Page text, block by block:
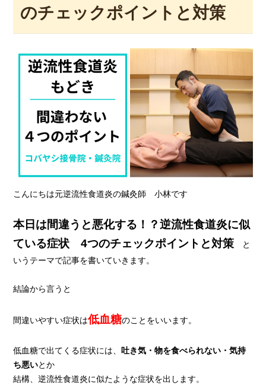
のチェックポイントと対策
こんにちは元逆流性食道炎の鍼灸師 小林です
本日は間違うと悪化する！？逆流性食道炎に似
ている症状 4つのチェックポイント と対策 と
いうテーマで記事を書いていきます。
結論から言うと
間違いやすい症状は低血糖のことをいいます。
低血糖で出てくる症状には、
吐き気・物を食べられない・気持
ち悪いとか
結構、逆流性食道炎に似たような症状を出します。